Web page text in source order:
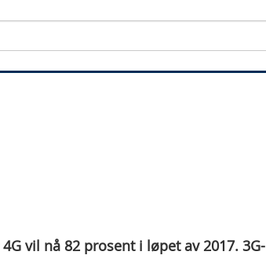
vil nå 82 prosent i løpet av 2017. 3G-